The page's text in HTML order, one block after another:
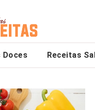
Doces Receitas